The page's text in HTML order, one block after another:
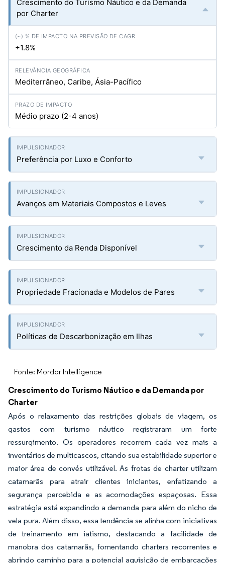
Crescimento do Turismo Náutico e da Demanda
por Charter
+1.8%
Mediterrâneo, Caribe, Ásia-Pacífico
Médio prazo (2-4 anos)
Preferência por Luxo e Conforto
Avanços em Materiais Compostos e Leves
Crescimento da Renda Disponível
Propriedade Fracionada e Modelos de Pares
Políticas de Descarbonização em Ilhas
Fonte: Mordor Intelligence
Crescimento do Turismo Náutico e da Demanda por
Charter
Após o relaxamento das restrições globais de viagem, os
gastos com turismo náutico registraram um forte
ressurgimento. Os operadores recorrem cada vez mais a
inventários de multicascos, citando sua estabilidade superior e
maior área de convés utilizável. As frotas de charter utilizam
catamarãs para atrair clientes iniciantes, enfatizando a
segurança percebida e as acomodações espaçosas. Essa
estratégia está expandindo a demanda para além do nicho de
vela pura. Além disso, essa tendência se alinha com iniciativas
de treinamento em iatismo, destacando a facilidade de
manobra dos catamarãs, fomentando charters recorrentes e
abrindo caminho para a potencial aquisição de embarcações